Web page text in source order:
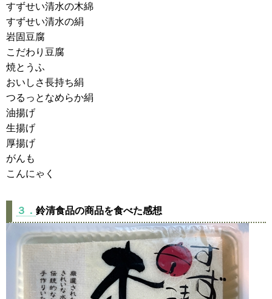
すずせい清水の木綿
すずせい清水の絹
岩固豆腐
こだわり豆腐
焼とうふ
おいしさ長持ち絹
つるっとなめらか絹
油揚げ
生揚げ
厚揚げ
がんも
こんにゃく
３． 鈴清食品の商品を食べた感想